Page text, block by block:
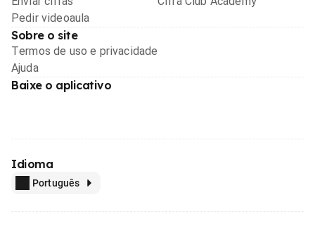
Pedir videoaula
Sobre o site
Termos de uso e privacidade
Ajuda
Baixe o aplicativo
Idioma
Português